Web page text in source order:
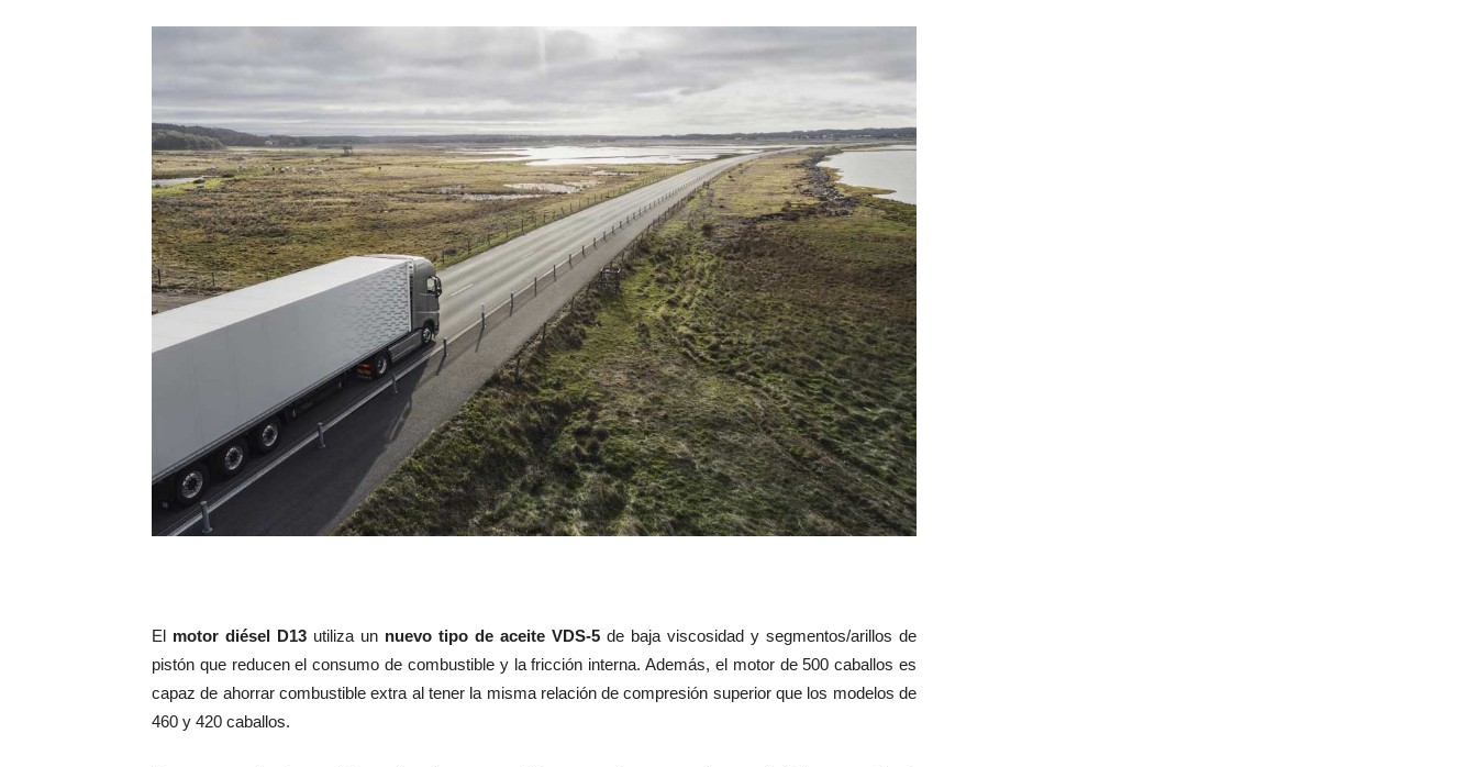
El motor diésel D13 utiliza un nuevo tipo de aceite VDS-5 de baja viscosidad y segmentos/arillos de
pistón que reducen el consumo de combustible y la fricción interna. Además, el motor de 500 caballos es
capaz de ahorrar combustible extra al tener la misma relación de compresión superior que los modelos de
460 y 420 caballos.